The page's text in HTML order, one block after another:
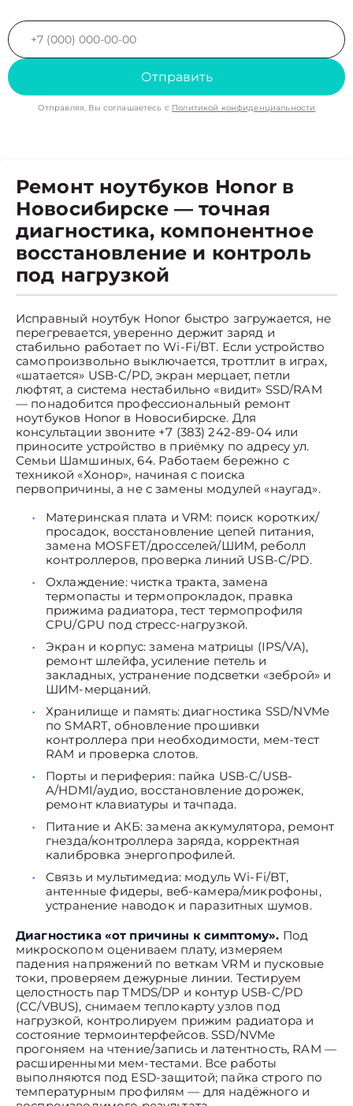
Отправить
Отправляя, Вы соглашаетесь с Политикой конфиденциальности
Ремонт ноутбуков Honor в
Новосибирске — точная
диагностика, компонентное
восстановление и контроль
под нагрузкой
Исправный ноутбук Honor быстро загружается, не
перегревается, уверенно держит заряд и
стабильно работает по Wi-Fi/BT. Если устройство
самопроизвольно выключается, троттлит в играх,
«шатается» USB-C/PD, экран мерцает, петли
люфтят, а система нестабильно «видит» SSD/RAM
— понадобится профессиональный ремонт
ноутбуков Honor в Новосибирске. Для
консультации звоните +7 (383) 242-89-04 или
приносите устройство в приёмку по адресу ул.
Семьи Шамшиных, 64. Работаем бережно с
техникой «Хонор», начиная с поиска
первопричины, а не с замены модулей «наугад».
Материнская плата и VRM: поиск коротких/
просадок, восстановление цепей питания,
замена MOSFET/дросселей/ШИМ, реболл
контроллеров, проверка линий USB-C/PD.
Охлаждение: чистка тракта, замена
термопасты и термопрокладок, правка
прижима радиатора, тест термопрофиля
CPU/GPU под стресс-нагрузкой.
Экран и корпус: замена матрицы (IPS/VA),
ремонт шлейфа, усиление петель и
закладных, устранение подсветки «зеброй» и
ШИМ-мерцаний.
Хранилище и память: диагностика SSD/NVMe
по SMART, обновление прошивки
контроллера при необходимости, мем-тест
RAM и проверка слотов.
Порты и периферия: пайка USB-C/USB-
A/HDMI/аудио, восстановление дорожек,
ремонт клавиатуры и тачпада.
Питание и АКБ: замена аккумулятора, ремонт
гнезда/контроллера заряда, корректная
калибровка энергопрофилей.
Связь и мультимедиа: модуль Wi-Fi/BT,
антенные фидеры, веб-камера/микрофоны,
устранение наводок и паразитных шумов.
Диагностика «от причины к симптому». Под
микроскопом оцениваем плату, измеряем
падения напряжений по веткам VRM и пусковые
токи, проверяем дежурные линии. Тестируем
целостность пар TMDS/DP и контур USB-C/PD
(CC/VBUS), снимаем теплокарту узлов под
нагрузкой, контролируем прижим радиатора и
состояние термоинтерфейсов. SSD/NVMe
прогоняем на чтение/запись и латентность, RAM —
расширенными мем-тестами. Все работы
выполняются под ESD-защитой; пайка строго по
температурным профилям — для надёжного и